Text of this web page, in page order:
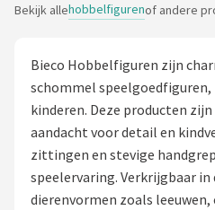
Merken
Speelgoed
Knuffel Cadeaus
Babykleding Cadeaus
Bekijk allehobbelfigurenof andere
Bieco Hobbelfiguren zijn
schommel speelgoedfiguren,
kinderen. Deze producten
aandacht voor detail en
zittingen en stevige
speelervaring. Verkrijgbaar
dierenvormen zoals